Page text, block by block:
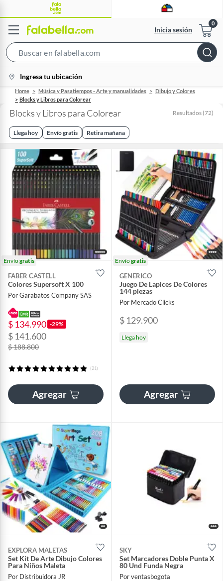
Inicia sesión
Bar
location-
icon
Ingresa tu ubicación
Home Música y Pasatiempos - Arte y manualidades
Dibujo y Colores
Blocks y Libros para Colorear
Blocks y Libros para Colorear Resultados (72)
Llega hoy Envío gratis Retira mañana
Envíogratis
FABER CASTELL
Colores Supersoft X 100
Por Garabatos Company SAS
$ 134.990 -29%
$ 141.600
$ 188.800
(21)
Agregar
Envíogratis
GENERICO
Juego De Lapices De Colores
144 piezas
Por Mercado Clicks
$ 129.900
Llega hoy
Agregar
EXPLORA MALETAS
Set Kit De Arte Dibujo Colores
Para Niños Maleta
Por Distribuidora JR
SKY
Set Marcadores Doble Punta X
80 Und Funda Negra
Por ventasbogota